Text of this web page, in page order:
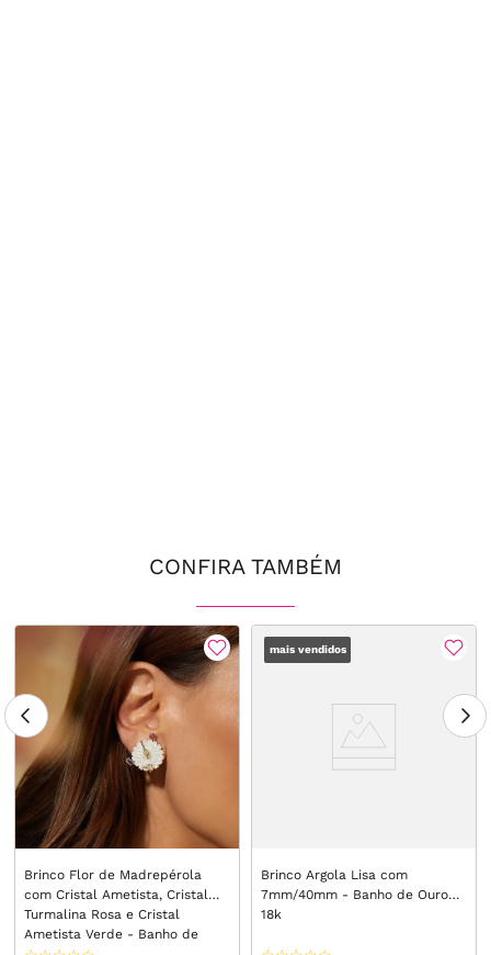
CONFIRA TAMBÉM
Brinco Flor de Madrepérola
com Cristal Ametista, Cristal
Turmalina Rosa e Cristal
Ametista Verde - Banho de
mais vendidos
Brinco Argola Lisa com
7mm/40mm - Banho de Ouro
18k